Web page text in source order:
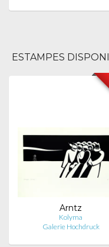
ESTAMPES
Arntz
Kolyma
Galerie Hochdruck